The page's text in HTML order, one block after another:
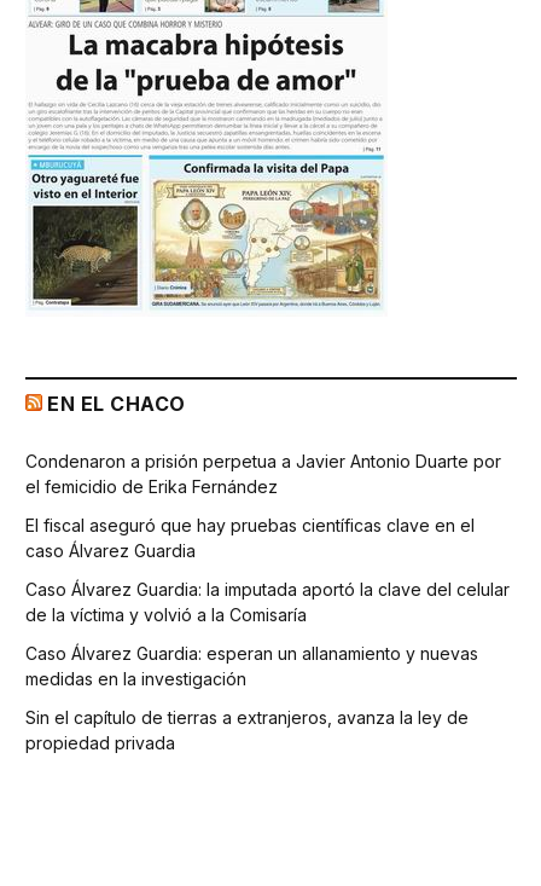
EN EL CHACO
Condenaron a prisión perpetua a Javier Antonio Duarte por
el femicidio de Erika Fernández
El fiscal aseguró que hay pruebas científicas clave en el
caso Álvarez Guardia
Caso Álvarez Guardia: la imputada aportó la clave del celular
de la víctima y volvió a la Comisaría
Caso Álvarez Guardia: esperan un allanamiento y nuevas
medidas en la investigación
Sin el capítulo de tierras a extranjeros, avanza la ley de
propiedad privada